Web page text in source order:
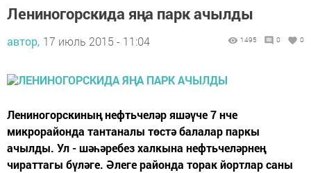
Лениногорскида яңа парк ачылды
автор, 17 июль 2015 - 11:04 1495 0 0
Лениногорскиның нефтьчеләр яшәүче 7 нче
микрорайонда тантаналы төстә балалар паркы
ачылды. Ул - шәһәребез халкына нефтьчеләрнең
чираттагы бүләге. Әлеге районда торак йортлар саны